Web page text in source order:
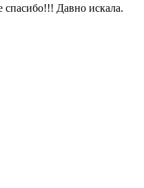
спасибо!!! Давно искала.